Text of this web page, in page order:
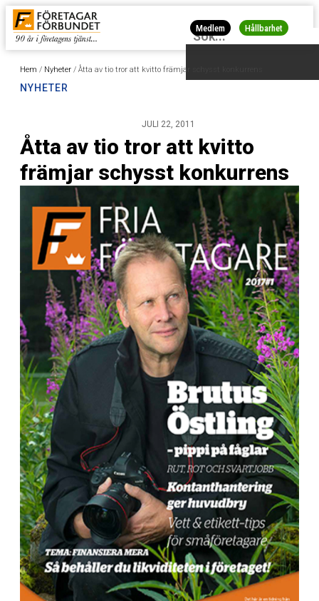
Medlem Hållbarhet
Hem / Nyheter / Åtta av tio tror att kvitto främjar schysst konkurrens
NYHETER
JULI 22, 2011
Åtta av tio tror att kvitto
främjar schysst konkurrens